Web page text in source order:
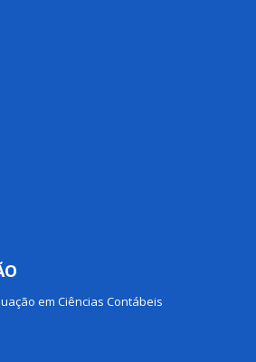
em Ciências Contábeis